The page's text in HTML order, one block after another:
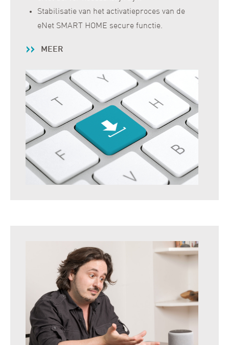
Stabilisatie van het activatieproces van de
eNet SMART HOME secure functie.
MEER